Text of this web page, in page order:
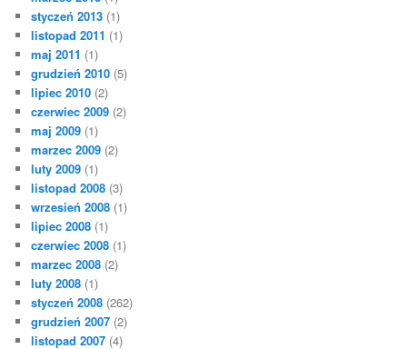
styczeń 2013 (1)
listopad 2011 (1)
maj 2011 (1)
grudzień 2010 (5)
lipiec 2010 (2)
czerwiec 2009 (2)
maj 2009 (1)
marzec 2009 (2)
luty 2009 (1)
listopad 2008 (3)
wrzesień 2008 (1)
lipiec 2008 (1)
czerwiec 2008 (1)
marzec 2008 (2)
luty 2008 (1)
styczeń 2008 (262)
grudzień 2007 (2)
listopad 2007 (4)